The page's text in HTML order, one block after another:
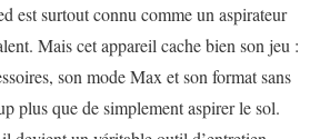
est surtout connu comme un aspirateur
Mais cet appareil cache bien son jeu :
son mode Max et son format sans
plus que de simplement aspirer le sol.